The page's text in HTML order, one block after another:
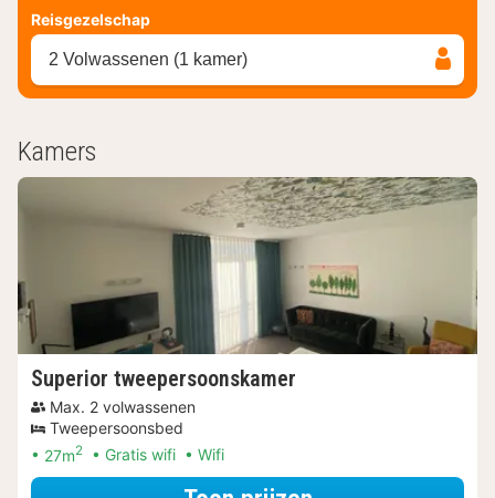
Reisgezelschap
2 Volwassenen (1 kamer)
Kamers
Superior tweepersoonskamer
Max. 2 volwassenen
Tweepersoonsbed
27m2 Gratis wifi Wifi